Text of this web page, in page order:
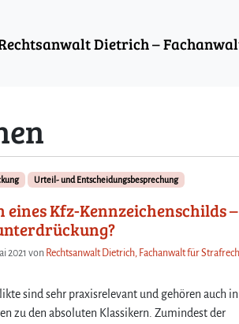
Dietrich –
Urteil- und Entscheidungsbesprechung
eines Kfz-Kennzeichenschilds –
2021 von Rechtsanwalt Dietrich, Fachanwalt für
sind sehr praxisrelevant und gehören auch in
zu den absoluten Klassikern. Zumindest der